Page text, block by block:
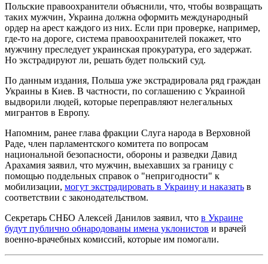
Польские правоохранители объяснили, что, чтобы возвращать
таких мужчин, Украина должна оформить международный
ордер на арест каждого из них. Если при проверке, например,
где-то на дороге, система правоохранителей покажет, что
мужчину преследует украинская прокуратура, его задержат.
Но экстрадируют ли, решать будет польский суд.
По данным издания, Польша уже экстрадировала ряд граждан
Украины в Киев. В частности, по соглашению с Украиной
выдворили людей, которые переправляют нелегальных
мигрантов в Европу.
Напомним, ранее глава фракции Слуга народа в Верховной
Раде, член парламентского комитета по вопросам
национальной безопасности, обороны и разведки Давид
Арахамия заявил, что мужчин, выехавших за границу с
помощью поддельных справок о "непригодности" к
мобилизации, могут экстрадировать в Украину и наказать в
соответствии с законодательством.
Секретарь СНБО Алексей Данилов заявил, что в Украине
будут публично обнародованы имена уклонистов и врачей
военно-врачебных комиссий, которые им помогали.